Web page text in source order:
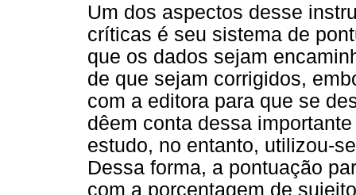
Um dos aspectos desse
críticas é seu sistema de
que os dados sejam
de que sejam corrigidos,
com a editora para que se
dêem conta dessa
estudo, no entanto, utilizou-
Dessa forma, a pontuação
com a porcentagem de